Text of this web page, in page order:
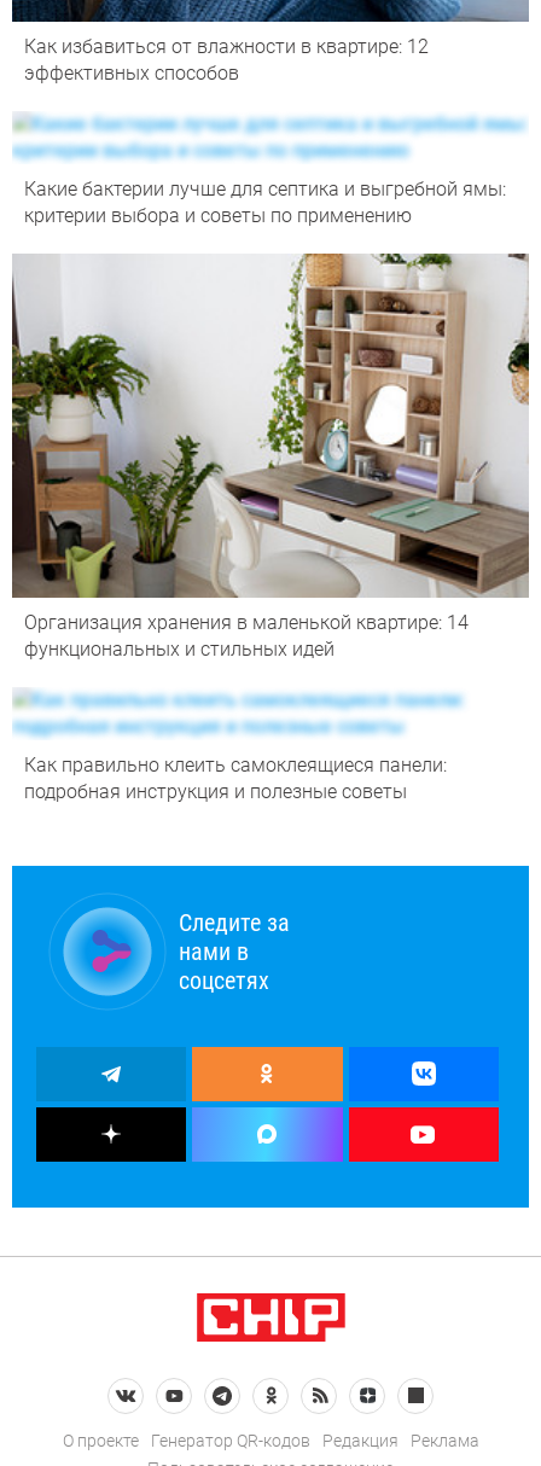
Как избавиться от влажности в квартире: 12
эффективных способов
Какие бактерии лучше для септика и выгребной ямы:
критерии выбора и советы по применению
Организация хранения в маленькой квартире: 14
функциональных и стильных идей
Как правильно клеить самоклеящиеся панели:
подробная инструкция и полезные советы
Следите за
нами в
соцсетях
О проекте Генератор QR-кодов Редакция
Реклама